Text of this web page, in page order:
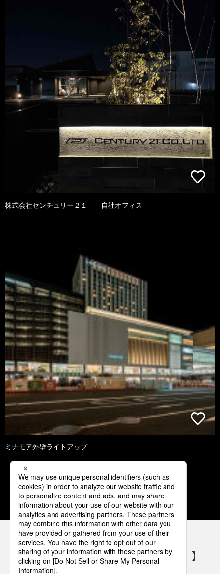
株式会社センチュリー２１ 自社オフィス
ミナモア外壁ライトアップ
1 2 3 4 5
パナソニックの電気設備 SNSアカウント